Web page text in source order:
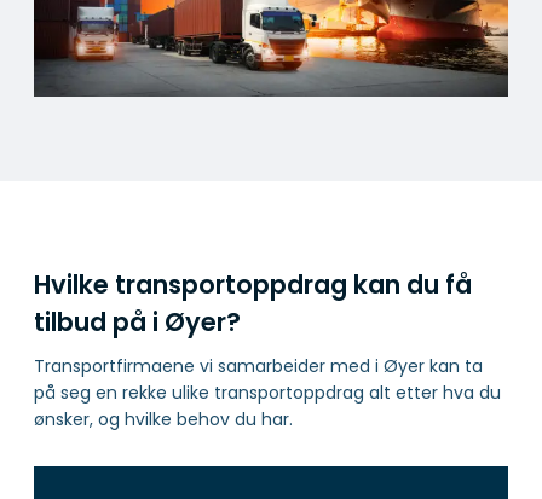
Hvilke transportoppdrag kan du få
tilbud på i Øyer?
Transportfirmaene vi samarbeider med i Øyer kan ta
på seg en rekke ulike transportoppdrag alt etter hva du
ønsker, og hvilke behov du har.